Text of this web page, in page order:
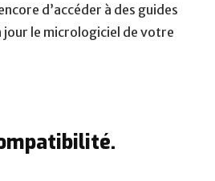
d’accéder à des guides
le micrologiciel de votre